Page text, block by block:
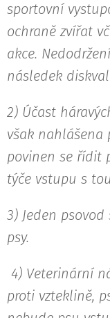
sportovní
ochraně zvířat
akce.
následek
2) Účast
však nahlášena
povinen se řídit
týče vstupu s
3) Jeden
psy.
4) Veterinární
proti vzteklině,